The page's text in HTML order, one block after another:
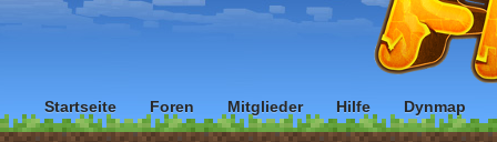
Startseite Foren Mitglieder Hilfe Dynmap